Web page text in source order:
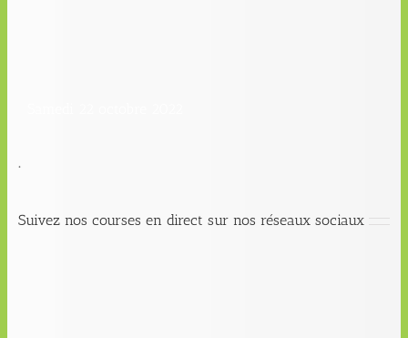
.
Suivez nos courses en direct sur nos réseaux sociaux